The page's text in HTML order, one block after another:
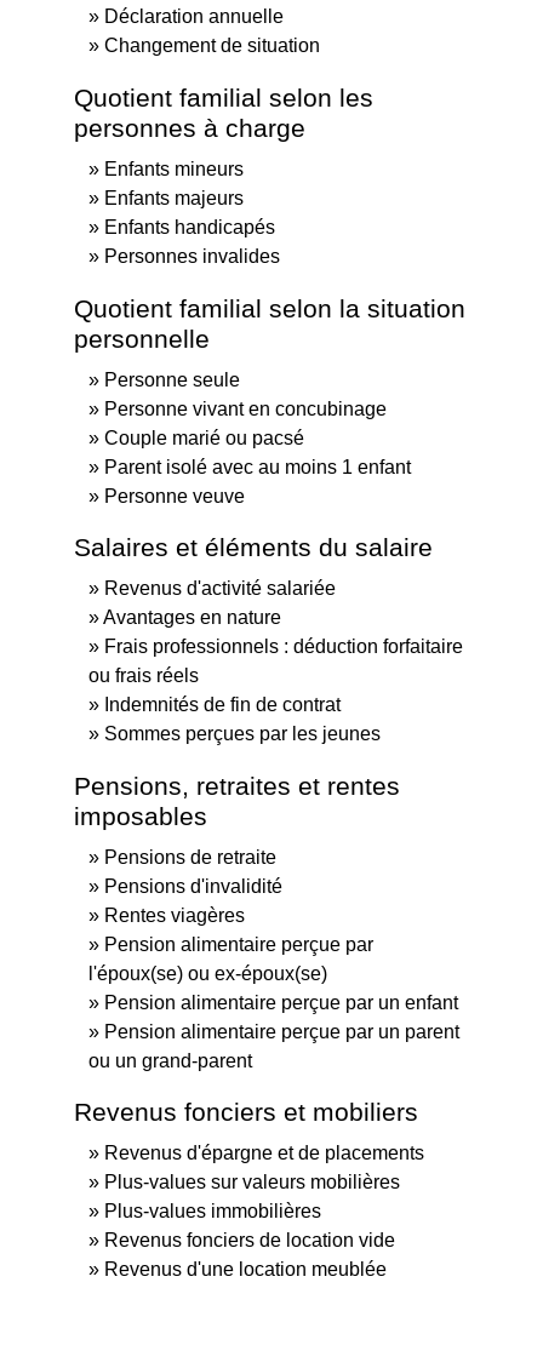
Déclaration annuelle
Changement de situation
Quotient familial selon les
personnes à charge
Enfants mineurs
Enfants majeurs
Enfants handicapés
Personnes invalides
Quotient familial selon la situation
personnelle
Personne seule
Personne vivant en concubinage
Couple marié ou pacsé
Parent isolé avec au moins 1 enfant
Personne veuve
Salaires et éléments du salaire
Revenus d'activité salariée
Avantages en nature
Frais professionnels : déduction forfaitaire
ou frais réels
Indemnités de fin de contrat
Sommes perçues par les jeunes
Pensions, retraites et rentes
imposables
Pensions de retraite
Pensions d'invalidité
Rentes viagères
Pension alimentaire perçue par
l'époux(se) ou ex-époux(se)
Pension alimentaire perçue par un enfant
Pension alimentaire perçue par un parent
ou un grand-parent
Revenus fonciers et mobiliers
Revenus d'épargne et de placements
Plus-values sur valeurs mobilières
Plus-values immobilières
Revenus fonciers de location vide
Revenus d'une location meublée